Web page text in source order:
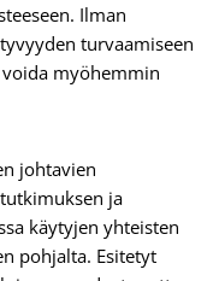
Ilman
turvaamiseen
myöhemmin
johtavien
ja
käytyjen yhteisten
pohjalta. Esitetyt